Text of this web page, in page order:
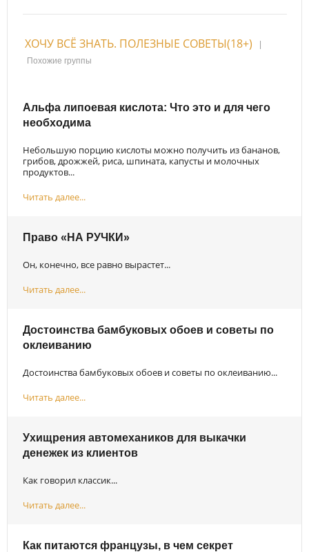
ХОЧУ ВСЁ ЗНАТЬ. ПОЛЕЗНЫЕ СОВЕТЫ(18+)
|
Похожие группы
Альфа липоевая кислота: Что это и для чего
необходима
Небольшую порцию кислоты можно получить из бананов,
грибов, дрожжей, риса, шпината, капусты и молочных
продуктов...
Читать далее...
Право «НА РУЧКИ»
Он, конечно, все равно вырастет...
Читать далее...
Достоинства бамбуковых обоев и советы по
оклеиванию
Достоинства бамбуковых обоев и советы по оклеиванию...
Читать далее...
Ухищрения автомехаников для выкачки
денежек из клиентов
Как говорил классик...
Читать далее...
Как питаются французы, в чем секрет